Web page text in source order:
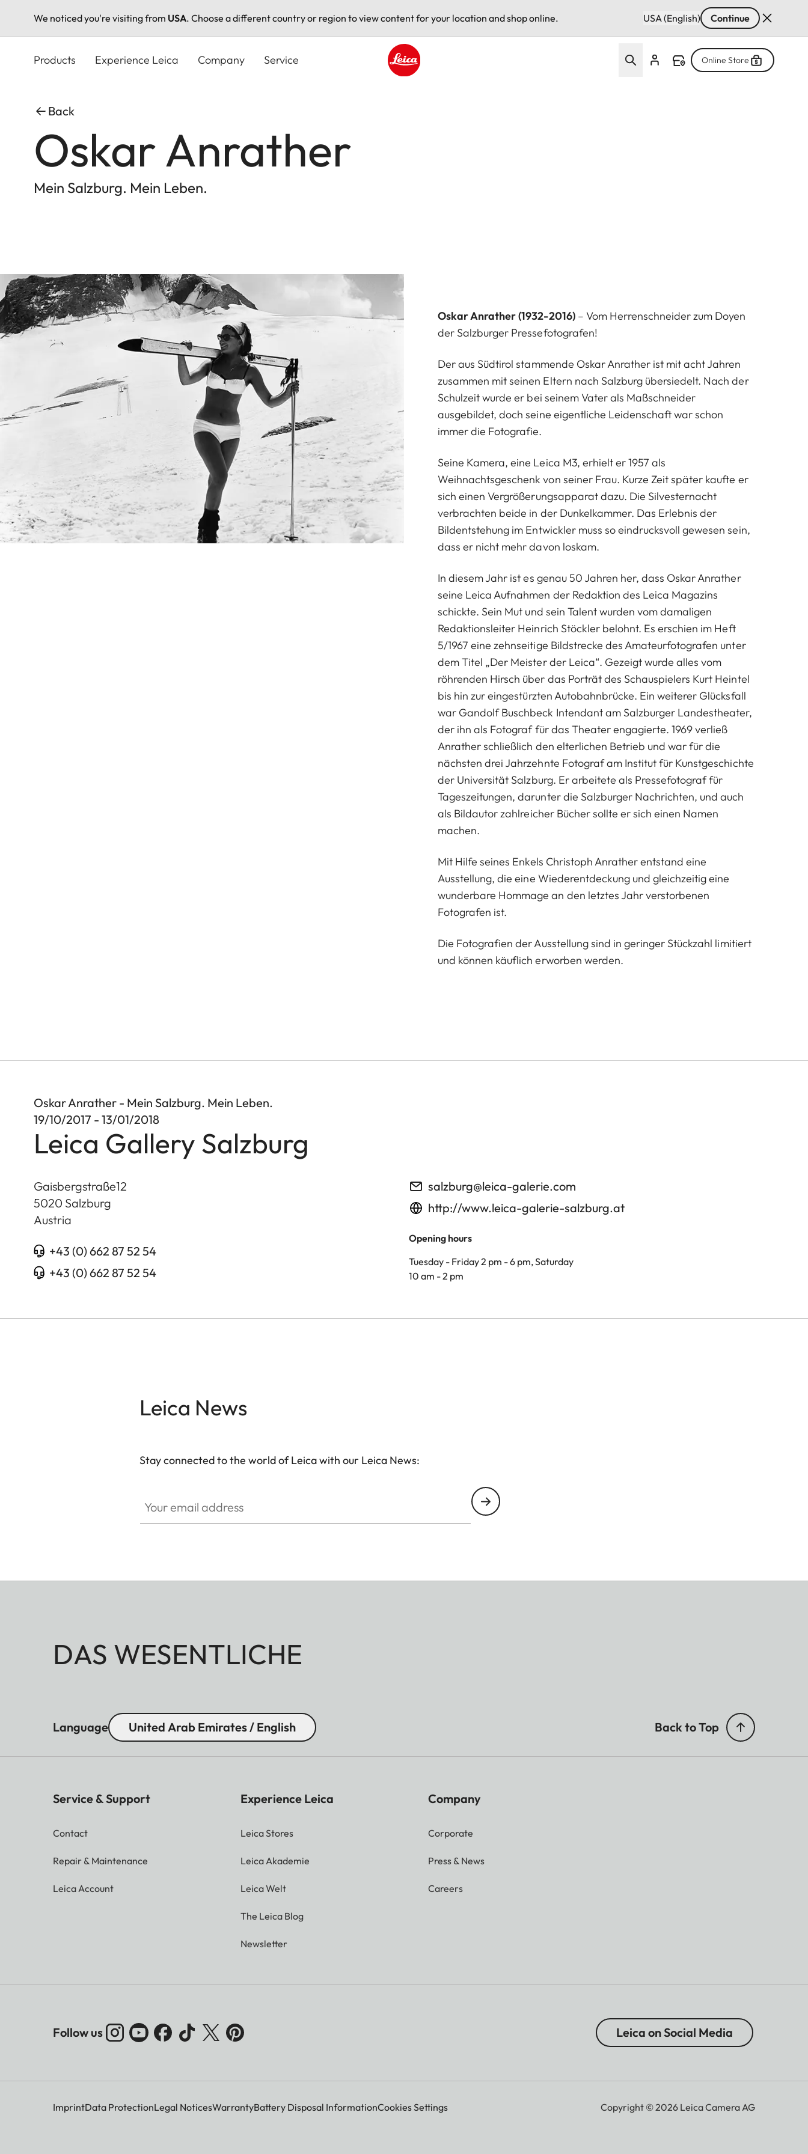
We noticed you're visiting from USA. Choose a different country or region to view content for your location and shop online. USA (English) Continue
Products Experience Leica Company Service Online Store
Back
Oskar Anrather
Mein Salzburg. Mein Leben.
Oskar Anrather (1932-2016)– Vom Herrenschneider zum Doyen
der Salzburger Pressefotografen!
Der aus Südtirol stammende Oskar Anrather ist mit acht Jahren
zusammen mit seinen Eltern nach Salzburg übersiedelt. Nach der
Schulzeit wurde er bei seinem Vater als Maßschneider
ausgebildet, doch seine eigentliche Leidenschaft war schon
immer die Fotografie.
Seine Kamera, eine Leica M3, erhielt er 1957 als
Weihnachtsgeschenk von seiner Frau. Kurze Zeit später kaufte er
sich einen Vergrößerungsapparat dazu. Die Silvesternacht
verbrachten beide in der Dunkelkammer. Das Erlebnis der
Bildentstehung im Entwickler muss so eindrucksvoll gewesen sein,
dass er nicht mehr davon loskam.
In diesem Jahr ist es genau 50 Jahren her, dass Oskar Anrather
seine Leica Aufnahmen der Redaktion des Leica Magazins
schickte. Sein Mut und sein Talent wurden vom damaligen
Redaktionsleiter Heinrich Stöckler belohnt. Es erschien im Heft
5/1967 eine zehnseitige Bildstrecke des Amateurfotografen unter
dem Titel „Der Meister der Leica“. Gezeigt wurde alles vom
röhrenden Hirsch über das Porträt des Schauspielers Kurt Heintel
bis hin zur eingestürzten Autobahnbrücke. Ein weiterer Glücksfall
war Gandolf Buschbeck Intendant am Salzburger Landestheater,
der ihn als Fotograf für das Theater engagierte. 1969 verließ
Anrather schließlich den elterlichen Betrieb und war für die
nächsten drei Jahrzehnte Fotograf am Institut für Kunstgeschichte
der Universität Salzburg. Er arbeitete als Pressefotograf für
Tageszeitungen, darunter die Salzburger Nachrichten, und auch
als Bildautor zahlreicher Bücher sollte er sich einen Namen
machen.
Mit Hilfe seines Enkels Christoph Anrather entstand eine
Ausstellung, die eine Wiederentdeckung und gleichzeitig eine
wunderbare Hommage an den letztes Jahr verstorbenen
Fotografen ist.
Die Fotografien der Ausstellung sind in geringer Stückzahl limitiert
und können käuflich erworben werden.
Oskar Anrather - Mein Salzburg. Mein Leben.
19/10/2017 - 13/01/2018
Leica Gallery Salzburg
Gaisbergstraße12
5020 Salzburg
Austria
+43 (0) 662 87 52 54
+43 (0) 662 87 52 54
salzburg@leica-galerie.com
http://www.leica-galerie-salzburg.at
Opening hours
Tuesday - Friday 2 pm - 6 pm, Saturday
10 am - 2 pm
Leica News
Stay connected to the world of Leica with our Leica News:
DAS WESENTLICHE
Language United Arab Emirates / English Back to Top
Service & Support
Contact
Repair & Maintenance
Leica Account
Experience Leica
Leica Stores
Leica Akademie
Leica Welt
The Leica Blog
Newsletter
Company
Corporate
Press & News
Careers
Follow us Leica on Social Media
ImprintData ProtectionLegal NoticesWarrantyBattery Disposal InformationCookies Settings Copyright © 2026 Leica Camera AG